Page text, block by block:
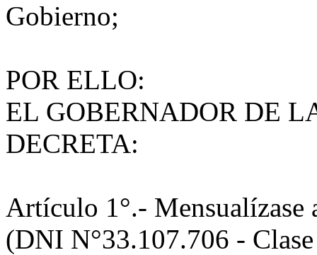
Gobierno;
POR ELLO:
EL GOBERNADOR DE
DECRETA:
Artículo 1°.- Mensualízase
(DNI N°33.107.706 -